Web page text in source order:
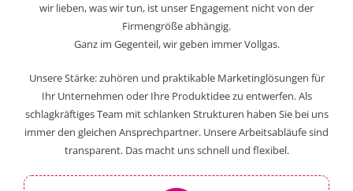
wir lieben, was wir tun, ist unser Engagement nicht von der
Firmengröße abhängig.
Ganz im Gegenteil, wir geben immer Vollgas.
Unsere Stärke: zuhören und praktikable Marketinglösungen für
Ihr Unternehmen oder Ihre Produktidee zu entwerfen. Als
schlagkräftiges Team mit schlanken Strukturen haben Sie bei uns
immer den gleichen Ansprechpartner. Unsere Arbeitsabläufe sind
transparent. Das macht uns schnell und flexibel.